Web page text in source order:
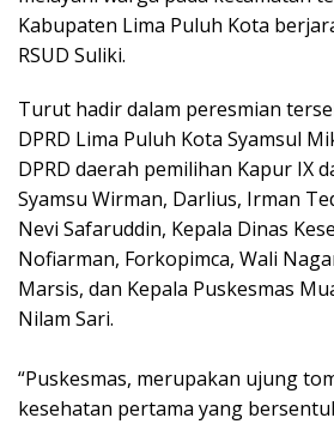
Kabupaten Lima Puluh Kota
RSUD Suliki.
Turut hadir dalam peresmian
DPRD Lima Puluh Kota Syamsul
DPRD daerah pemilihan Kapur IX
Syamsu Wirman, Darlius, Irman
Nevi Safaruddin, Kepala Dinas
Nofiarman, Forkopimca, Wali
Marsis, dan Kepala Puskesmas
Nilam Sari.
“Puskesmas, merupakan ujung
kesehatan pertama yang